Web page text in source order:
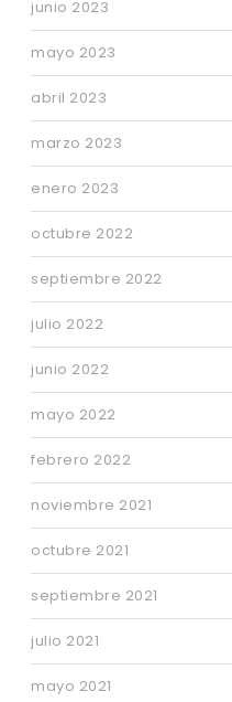
junio 2023
mayo 2023
abril 2023
marzo 2023
enero 2023
octubre 2022
septiembre 2022
julio 2022
junio 2022
mayo 2022
febrero 2022
noviembre 2021
octubre 2021
septiembre 2021
julio 2021
mayo 2021